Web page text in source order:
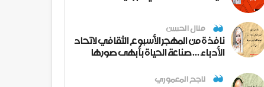
منال الحسن
نافذة من المهجر الأسبوع الثقافي لاتحاد
الأدباء ... صناعة الحياة بأبهى صورها
ناجح المعموري